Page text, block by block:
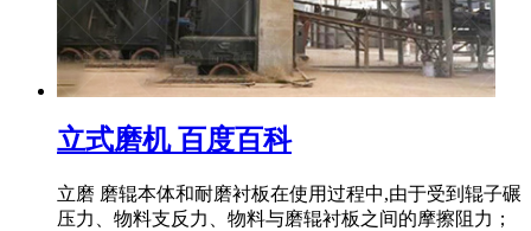
立式磨机 百度百科
立磨 磨辊本体和耐磨衬板在使用过程中,由于受到辊子碾
压力、物料支反力、物料与磨辊衬板之间的摩擦阻力；